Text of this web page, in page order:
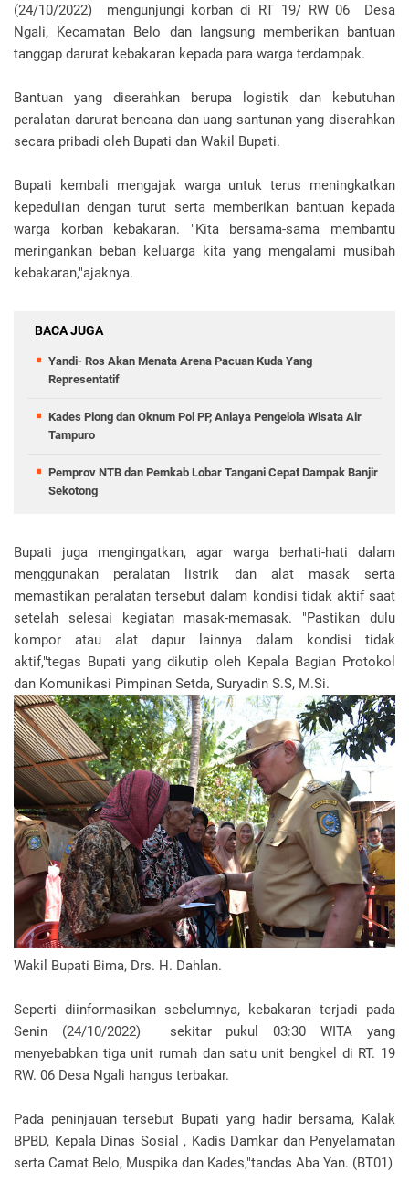
(24/10/2022) mengunjungi korban di RT 19/ RW 06 Desa
Ngali, Kecamatan Belo dan langsung memberikan bantuan
tanggap darurat kebakaran kepada para warga terdampak.
Bantuan yang diserahkan berupa logistik dan kebutuhan
peralatan darurat bencana dan uang santunan yang diserahkan
secara pribadi oleh Bupati dan Wakil Bupati.
Bupati kembali mengajak warga untuk terus meningkatkan
kepedulian dengan turut serta memberikan bantuan kepada
warga korban kebakaran. "Kita bersama-sama membantu
meringankan beban keluarga kita yang mengalami musibah
kebakaran,"ajaknya.
BACA JUGA
Yandi- Ros Akan Menata Arena Pacuan Kuda Yang
Representatif
Kades Piong dan Oknum Pol PP, Aniaya Pengelola Wisata Air
Tampuro
Pemprov NTB dan Pemkab Lobar Tangani Cepat Dampak Banjir
Sekotong
Bupati juga mengingatkan, agar warga berhati-hati dalam
menggunakan peralatan listrik dan alat masak serta
memastikan peralatan tersebut dalam kondisi tidak aktif saat
setelah selesai kegiatan masak-memasak. "Pastikan dulu
kompor atau alat dapur lainnya dalam kondisi tidak
aktif,"tegas Bupati yang dikutip oleh Kepala Bagian Protokol
dan Komunikasi Pimpinan Setda, Suryadin S.S, M.Si.
Wakil Bupati Bima, Drs. H. Dahlan.
Seperti diinformasikan sebelumnya, kebakaran terjadi pada
Senin (24/10/2022) sekitar pukul 03:30 WITA yang
menyebabkan tiga unit rumah dan satu unit bengkel di RT. 19
RW. 06 Desa Ngali hangus terbakar.
Pada peninjauan tersebut Bupati yang hadir bersama, Kalak
BPBD, Kepala Dinas Sosial , Kadis Damkar dan Penyelamatan
serta Camat Belo, Muspika dan Kades,"tandas Aba Yan. (BT01)